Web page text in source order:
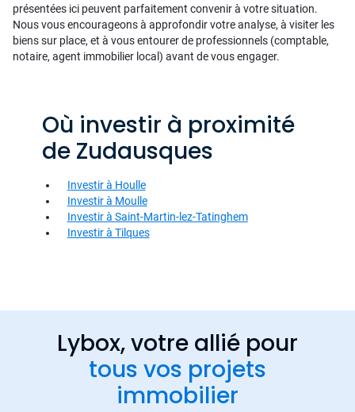
présentées ici peuvent parfaitement convenir à votre situation.
Nous vous encourageons à approfondir votre analyse, à visiter les
biens sur place, et à vous entourer de professionnels (comptable,
notaire, agent immobilier local) avant de vous engager.
Où investir à proximité
de Zudausques
Investir à Houlle
Investir à Moulle
Investir à Saint-Martin-lez-Tatinghem
Investir à Tilques
Lybox, votre allié pour
tous vos projets
immobilier